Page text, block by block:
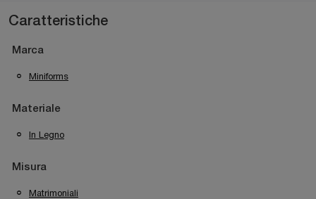
Caratteristiche
Marca
Miniforms
Materiale
In Legno
Misura
Matrimoniali